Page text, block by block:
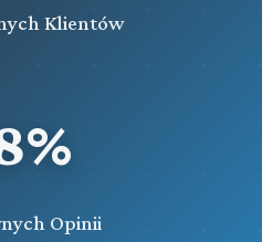
Klientów
Opinii